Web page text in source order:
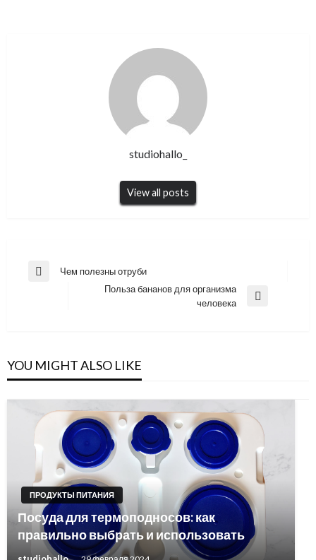
studiohallo_
View all posts
Навигация
Previous
Чем полезны отруби
Польза бананов для организма
человека
YOU MIGHT ALSO LIKE
ПРОДУКТЫ ПИТАНИЯ
Посуда для термоподносов: как
правильно выбрать и использовать